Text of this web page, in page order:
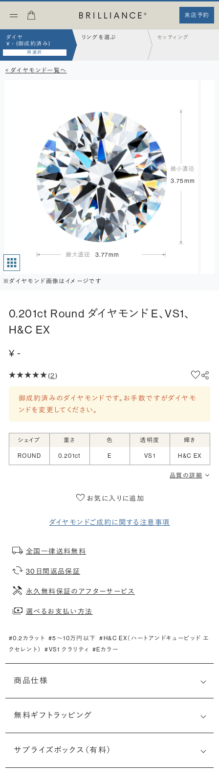
来店予約
ダイヤ
¥ - (御成約済み)
再選択
リングを選ぶ セッティング
< ダイヤモンド一覧へ
3.75mm
3.77mm
※ダイヤモンド画像はイメージです
0.201ct Round ダイヤモンド E、VS1、
H&C EX
¥ -
(2)
御成約済みのダイヤモンドです。お手数ですがダイヤモ
ンドを変更してください。
シェイプ 重さ 色 透明度 輝き
ROUND 0.201ct E VS1 H&C EX
品質の詳細
お気に入りに追加
ダイヤモンドご成約に関する注意事項
全国一律送料無料
30日間返品保証
永久無料保証のアフターサービス
選べるお支払い方法
#0.2カラット #5〜10万円以下 #H&C EX（ハートアンドキューピッド エ
クセレント）
#VS1 クラリティ #Eカラー
商品仕様
無料ギフトラッピング
サプライズボックス（有料）